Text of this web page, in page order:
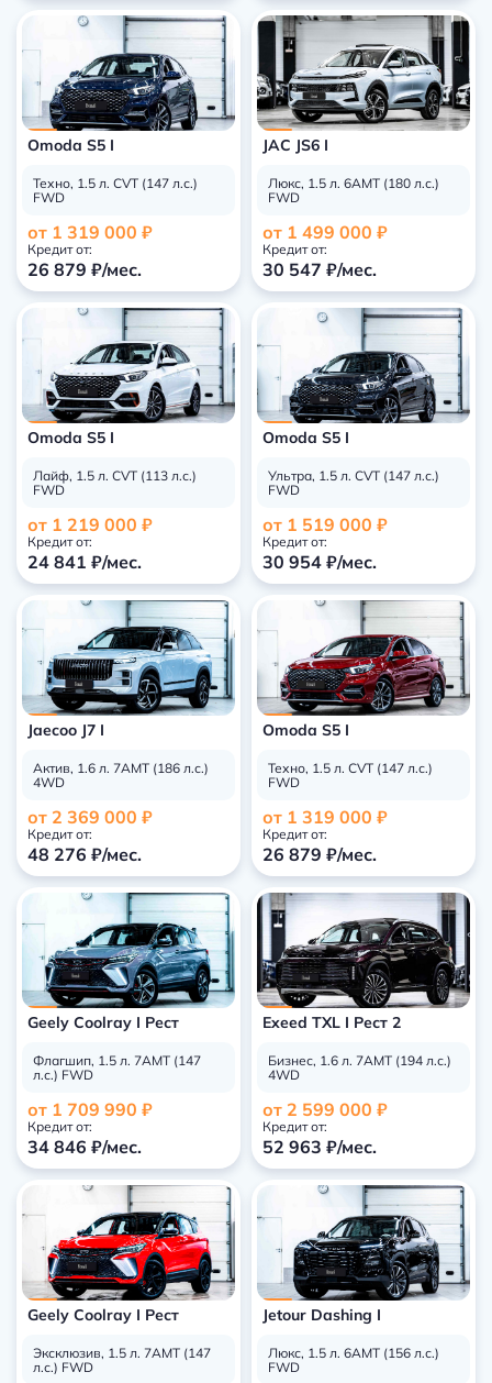
Omoda S5 I
Техно, 1.5 л. СVT (147 л.с.)
FWD
от 1 319 000 ₽
Кредит от:
26 879 ₽/мес.
JAC JS6 I
Люкс, 1.5 л. 6АМТ (180 л.с.)
FWD
от 1 499 000 ₽
Кредит от:
30 547 ₽/мес.
Omoda S5 I
Лайф, 1.5 л. СVT (113 л.с.)
FWD
от 1 219 000 ₽
Кредит от:
24 841 ₽/мес.
Omoda S5 I
Ультра, 1.5 л. СVT (147 л.с.)
FWD
от 1 519 000 ₽
Кредит от:
30 954 ₽/мес.
Jaecoo J7 I
Актив, 1.6 л. 7AMT (186 л.с.)
4WD
от 2 369 000 ₽
Кредит от:
48 276 ₽/мес.
Omoda S5 I
Техно, 1.5 л. СVT (147 л.с.)
FWD
от 1 319 000 ₽
Кредит от:
26 879 ₽/мес.
Geely Coolray I Рест
Флагшип, 1.5 л. 7AMT (147
л.с.) FWD
от 1 709 990 ₽
Кредит от:
34 846 ₽/мес.
Exeed TXL I Рест 2
Бизнес, 1.6 л. 7AMT (194 л.с.)
4WD
от 2 599 000 ₽
Кредит от:
52 963 ₽/мес.
Geely Coolray I Рест
Эксклюзив, 1.5 л. 7AMT (147
л.с.) FWD
Jetour Dashing I
Люкс, 1.5 л. 6АМТ (156 л.с.)
FWD